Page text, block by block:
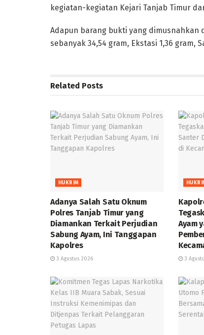
kegiatan-kegiatan Kejari Tanjab Timur
Adapun barang bukti yang dimusnahkan
sebanyak 34,54 gram, Ekstasi 1,36 gram,
Related Posts
HUKRIM
Adanya Salah Satu Oknum
Polres Tanjab Timur yang
Diamankan Terkait Perjudian
Sabung Ayam, Ini Tanggapan
Kapolres
3 Agustus 2026
Ayam
3